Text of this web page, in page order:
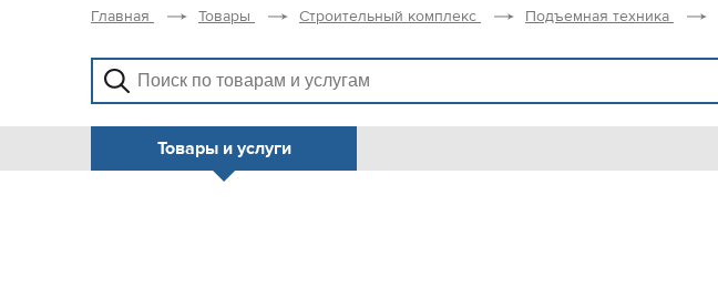
Главная Товары Строительный комплекс Подъемная техника
Товары и услуги